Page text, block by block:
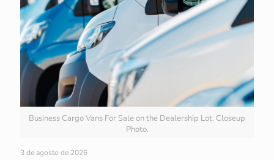
Business Cargo Vans For Sale on the Dealership Lot. Closeup
Photo.
3 de agosto de 2026